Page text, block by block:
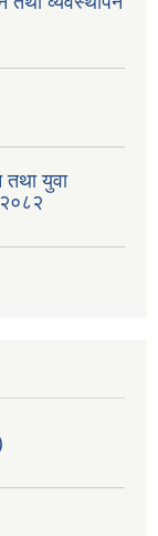
तथा युवा
२०८२